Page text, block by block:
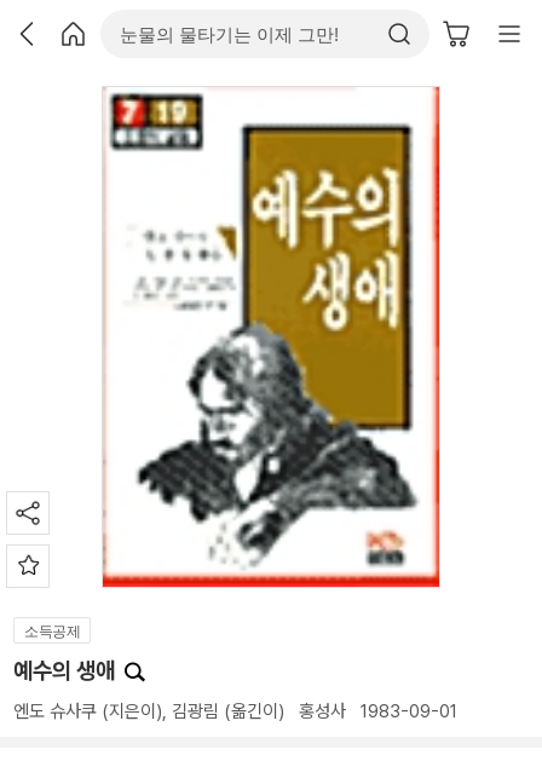
소득공제
예수의 생애
엔도 슈사쿠 (지은이), 김광림 (옮긴이) 홍성사 1983-09-01